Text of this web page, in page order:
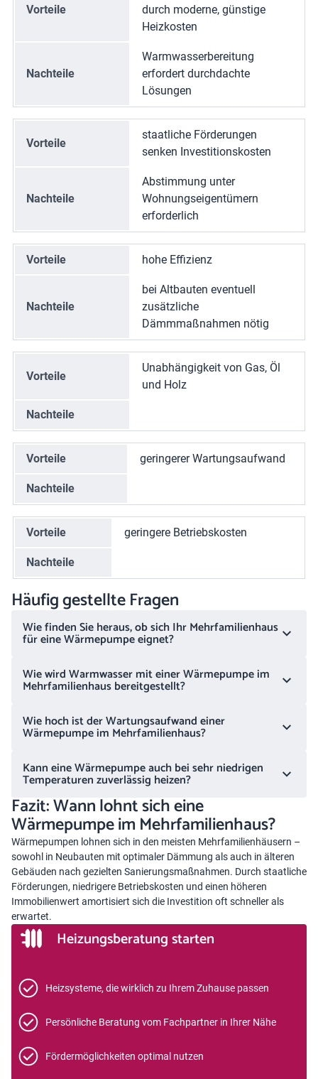
Vorteile
durch moderne, günstige
Heizkosten
Nachteile
Warmwasserbereitung
erfordert durchdachte
Lösungen
Vorteile
staatliche Förderungen
senken Investitionskosten
Nachteile
Abstimmung unter
Wohnungseigentümern
erforderlich
Vorteile hohe Effizienz
Nachteile
bei Altbauten eventuell
zusätzliche
Dämmmaßnahmen nötig
Vorteile
Unabhängigkeit von Gas, Öl
und Holz
Nachteile
Vorteile geringerer Wartungsaufwand
Nachteile
Vorteile geringere Betriebskosten
Nachteile
Häufig gestellte Fragen
Wie finden Sie heraus, ob sich Ihr Mehrfamilienhaus
für eine Wärmepumpe eignet?
Wie wird Warmwasser mit einer Wärmepumpe im
Mehrfamilienhaus bereitgestellt?
Wie hoch ist der Wartungsaufwand einer
Wärmepumpe im Mehrfamilienhaus?
Kann eine Wärmepumpe auch bei sehr niedrigen
Temperaturen zuverlässig heizen?
Fazit: Wann lohnt sich eine
Wärmepumpe im Mehrfamilienhaus?
Wärmepumpen lohnen sich in den meisten Mehrfamilienhäusern –
sowohl in Neubauten mit optimaler Dämmung als auch in älteren
Gebäuden nach gezielten Sanierungsmaßnahmen. Durch staatliche
Förderungen, niedrigere Betriebskosten und einen höheren
Immobilienwert amortisiert sich die Investition oft schneller als
erwartet.
Heizungsberatung starten
Heizsysteme, die wirklich zu Ihrem Zuhause passen
Persönliche Beratung vom Fachpartner in Ihrer Nähe
Fördermöglichkeiten optimal nutzen